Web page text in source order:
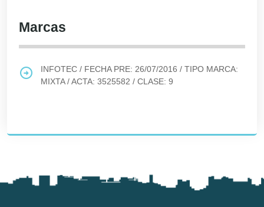
Marcas
INFOTEC / FECHA PRE: 26/07/2016 / TIPO MARCA:
MIXTA/ ACTA: 3525582 / CLASE: 9